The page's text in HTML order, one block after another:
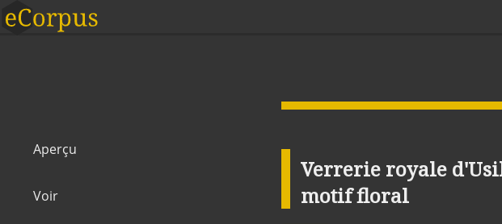
Aperçu
Voir
Verrerie royale
motif floral